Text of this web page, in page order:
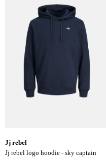
jj rebel
jj rebel logo hoodie - sky captain